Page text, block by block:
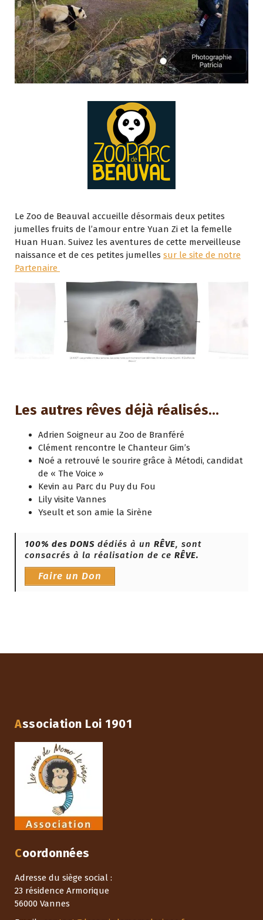
Le Zoo de Beauval accueille désormais deux petites
jumelles fruits de l’amour entre Yuan Zi et la femelle
Huan Huan. Suivez les aventures de cette merveilleuse
naissance et de ces petites jumelles sur le site de notre
Partenaire
Les autres rêves déjà réalisés…
Adrien Soigneur au Zoo de Branféré
Clément rencontre le Chanteur Gim’s
Noé a retrouvé le sourire grâce à Métodi, candidat
de « The Voice »
Kevin au Parc du Puy du Fou
Lily visite Vannes
Yseult et son amie la Sirène
100% des DONS dédiés à un RÊVE, sont
consacrés à la réalisation de ce RÊVE.
Faire un Don
Association Loi 1901
Coordonnées
Adresse du siège social :
23 résidence Armorique
56000 Vannes